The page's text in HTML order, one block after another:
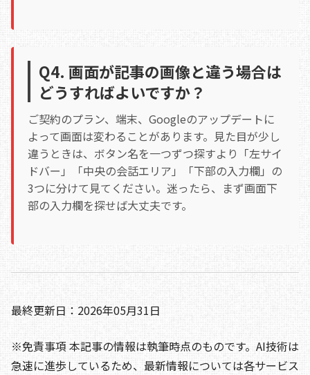
Q4. 画面が記事の画像と違う場合は
どうすればよいですか？
ご契約のプラン、端末、Googleのアップデートに
よって画面は変わることがあります。見た目が少し
違うときは、ボタン名を一つずつ探すより「左サイ
ドバー」「中央の会話エリア」「下部の入力欄」の
3つに分けて見てください。迷ったら、まず画面下
部の入力欄を探せば大丈夫です。
最終更新日：2026年05月31日
※免責事項 本記事の情報は執筆時点のものです。AI技術は
急速に進歩しているため、最新情報については各サービス